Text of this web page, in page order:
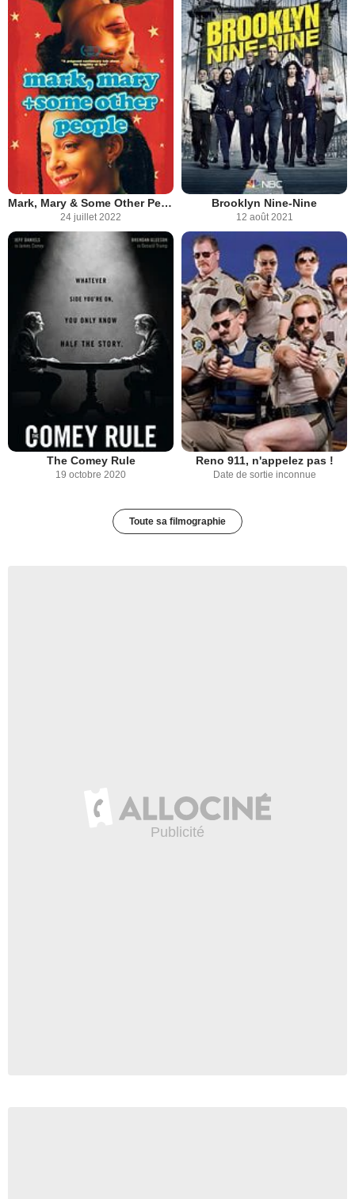
Mark, Mary & Some Other People
24 juillet 2022
Brooklyn Nine-Nine
12 août 2021
The Comey Rule
19 octobre 2020
Reno 911, n'appelez pas !
Date de sortie inconnue
Toute sa filmographie